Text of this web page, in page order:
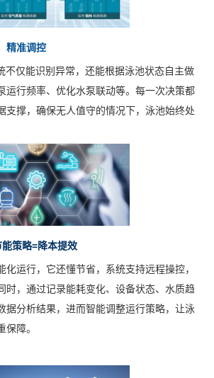
精准调控
不仅能识别异常，还能根据泳池状态自主做
运行频率、优化水泵联动等。每一次决策都
支撑，确保无人值守的情况下，泳池始终处
策略=降本提效
化运行，它还懂节省，系统支持远程操控，
时，通过记录能耗变化、设备状态、水质趋
据分析结果，进而智能调整运行策略，让泳
障。